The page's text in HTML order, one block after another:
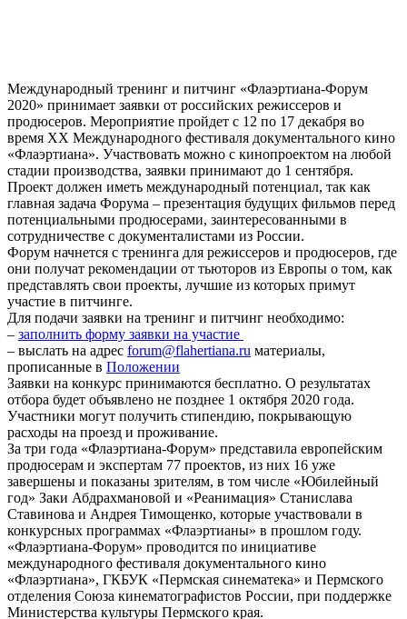
Международный тренинг и питчинг «Флаэртиана-Форум
2020» принимает заявки от российских режиссеров и
продюсеров. Мероприятие пройдет с 12 по 17 декабря во
время XX Международного фестиваля документального кино
«Флаэртиана». Участвовать можно с кинопроектом на любой
стадии производства, заявки принимают до 1 сентября.
Проект должен иметь международный потенциал, так как
главная задача Форума – презентация будущих фильмов перед
потенциальными продюсерами, заинтересованными в
сотрудничестве с документалистами из России.
Форум начнется с тренинга для режиссеров и продюсеров, где
они получат рекомендации от тьюторов из Европы о том, как
представлять свои проекты, лучшие из которых примут
участие в питчинге.
Для подачи заявки на тренинг и питчинг необходимо:
– заполнить форму заявки на участие
– выслать на адрес forum@flahertiana.ru материалы,
прописанные в Положении
Заявки на конкурс принимаются бесплатно. О результатах
отбора будет объявлено не позднее 1 октября 2020 года.
Участники могут получить стипендию, покрывающую
расходы на проезд и проживание.
За три года «Флаэртиана-Форум» представила европейским
продюсерам и экспертам 77 проектов, из них 16 уже
завершены и показаны зрителям, в том числе «Юбилейный
год» Заки Абдрахмановой и «Реанимация» Станислава
Ставинова и Андрея Тимощенко, которые участвовали в
конкурсных программах «Флаэртианы» в прошлом году.
«Флаэртиана-Форум» проводится по инициативе
международного фестиваля документального кино
«Флаэртиана», ГКБУК «Пермская синематека» и Пермского
отделения Союза кинематографистов России, при поддержке
Министерства культуры Пермского края.